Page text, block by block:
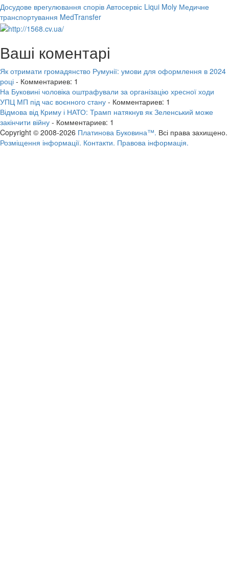
Досудове врегулювання спорів Автосервіс Liqui Moly Медичне
транспортування MedTransfer
Ваші коментарі
Як отримати громадянство Румунії: умови для оформлення в 2024
році - Комментариев: 1
На Буковині чоловіка оштрафували за організацію хресної ходи
УПЦ МП під час воєнного стану - Комментариев: 1
Відмова від Криму і НАТО: Трамп натякнув як Зеленський може
закінчити війну - Комментариев: 1
Copyright © 2008-2026 Платинова Буковина™. Всі права захищено.
Розміщення інформації. Контакти. Правова інформація.